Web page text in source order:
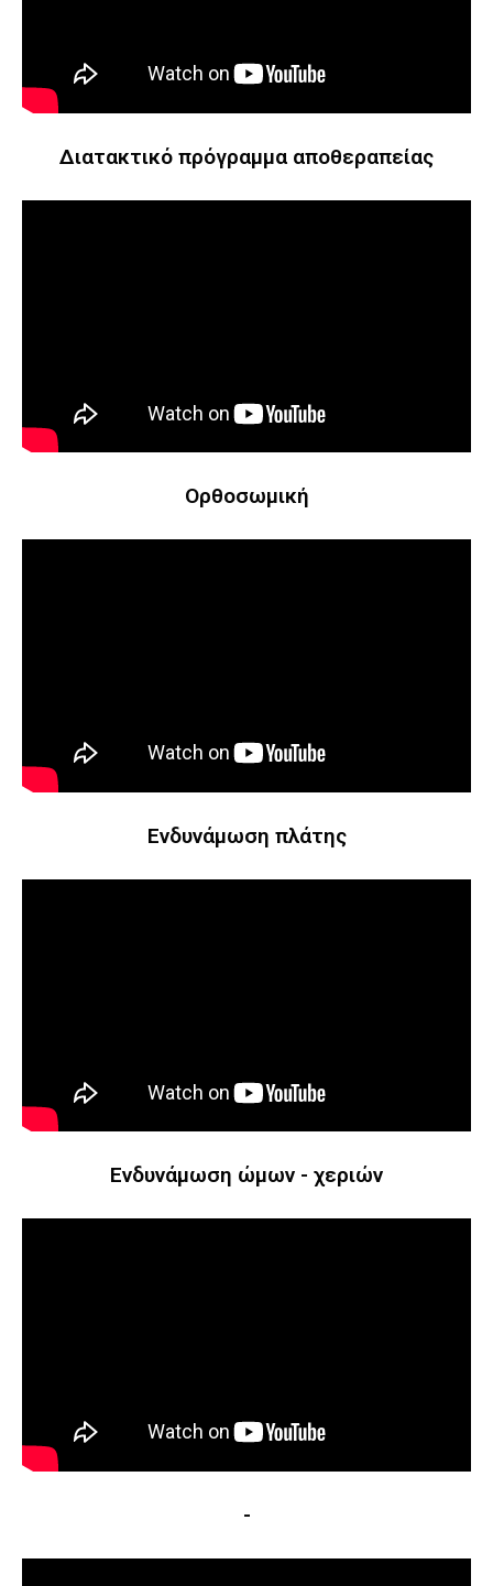
Διατακτικό πρόγραμμα αποθεραπείας
Ορθοσωμική
Ενδυνάμωση πλάτης
Ενδυνάμωση ώμων - χεριών
-